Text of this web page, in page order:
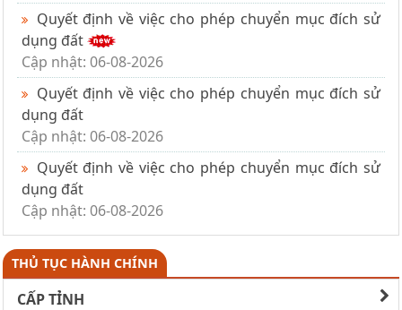
Quyết định về việc cho phép chuyển mục đích sử
dụng đất
Cập nhật: 06-08-2026
Quyết định về việc cho phép chuyển mục đích sử
dụng đất
Cập nhật: 06-08-2026
Quyết định về việc cho phép chuyển mục đích sử
dụng đất
Cập nhật: 06-08-2026
THỦ TỤC HÀNH CHÍNH
CẤP TỈNH